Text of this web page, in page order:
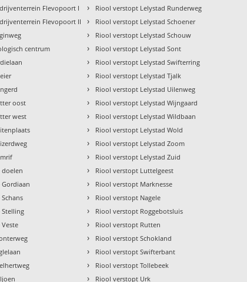
Flevopoort I
Flevopoort II
centrum
oost
west
doelen
Stelling
› Riool verstopt Lelystad Runderweg
› Riool verstopt Lelystad Schoener
› Riool verstopt Lelystad Schouw
› Riool verstopt Lelystad Sont
› Riool verstopt Lelystad Swifterring
› Riool verstopt Lelystad Tjalk
› Riool verstopt Lelystad Uilenweg
› Riool verstopt Lelystad Wijngaard
› Riool verstopt Lelystad Wildbaan
› Riool verstopt Lelystad Wold
› Riool verstopt Lelystad Zoom
› Riool verstopt Lelystad Zuid
› Riool verstopt Luttelgeest
› Riool verstopt Marknesse
› Riool verstopt Nagele
› Riool verstopt Roggebotsluis
› Riool verstopt Rutten
› Riool verstopt Schokland
› Riool verstopt Swifterbant
› Riool verstopt Tollebeek
› Riool verstopt Urk